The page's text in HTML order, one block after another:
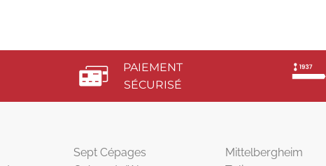
PAIEMENT
SÉCURISÉ
Sept Cépages
Mittelbergheim